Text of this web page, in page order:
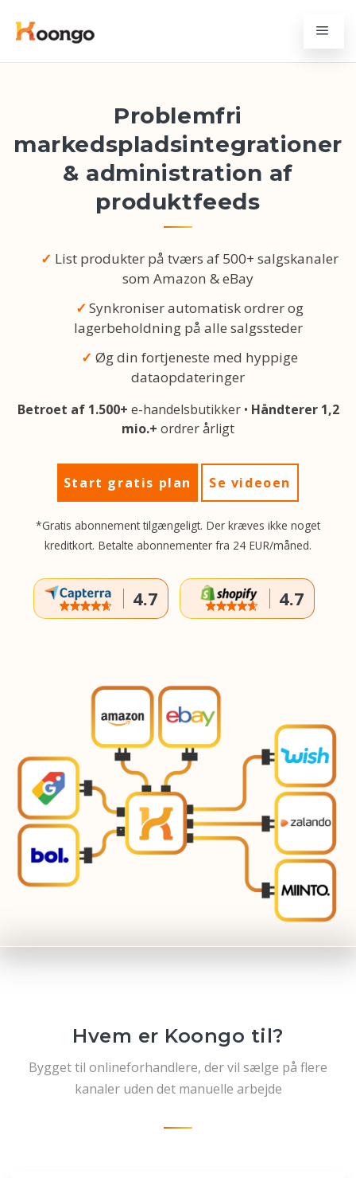
Problemfri
markedspladsintegrationer
& administration af
produktfeeds
List produkter på tværs af 500+ salgskanaler
som Amazon & eBay
Synkroniser automatisk ordrer og
lagerbeholdning på alle salgssteder
Øg din fortjeneste med hyppige
dataopdateringer
Betroet af 1.500+ e-handelsbutikker • Håndterer 1,2
mio.+ ordrer årligt
Start gratis plan Se videoen
*Gratis abonnement tilgængeligt. Der kræves ikke noget
kreditkort. Betalte abonnementer fra 24 EUR/måned.
4.7 4.7
Hvem er Koongo til?
Bygget til onlineforhandlere, der vil sælge på flere
kanaler uden det manuelle arbejde